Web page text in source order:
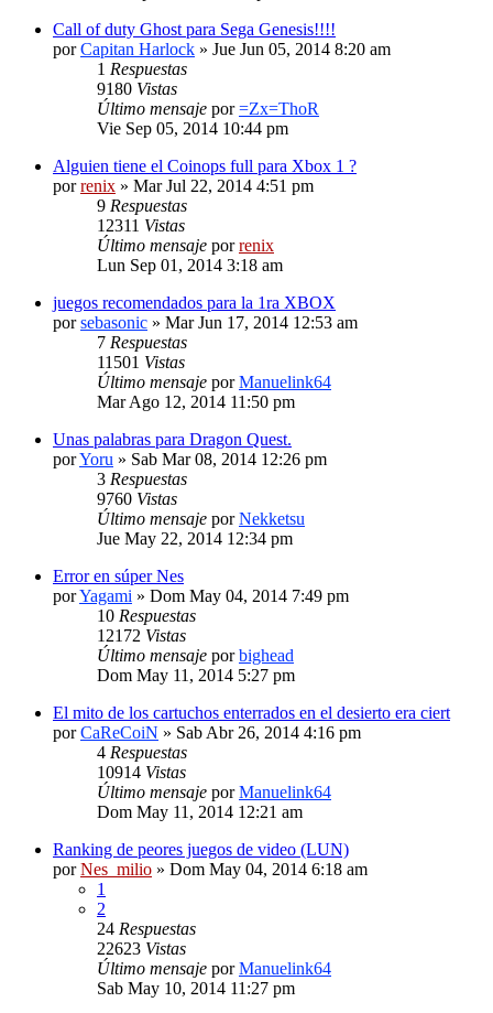
Call of duty Ghost para Sega Genesis!!!!
porCapitan Harlock » Jue Jun 05, 2014 8:20 am
1 Respuestas
9180 Vistas
Último mensaje por=Zx=ThoR
Vie Sep 05, 2014 10:44 pm
Alguien tiene el Coinops full para Xbox 1 ?
porrenix » Mar Jul 22, 2014 4:51 pm
9 Respuestas
12311 Vistas
Último mensaje porrenix
Lun Sep 01, 2014 3:18 am
juegos recomendados para la 1ra XBOX
porsebasonic » Mar Jun 17, 2014 12:53 am
7 Respuestas
11501 Vistas
Último mensaje porManuelink64
Mar Ago 12, 2014 11:50 pm
Unas palabras para Dragon Quest.
porYoru » Sab Mar 08, 2014 12:26 pm
3 Respuestas
9760 Vistas
Último mensaje porNekketsu
Jue May 22, 2014 12:34 pm
Error en súper Nes
porYagami » Dom May 04, 2014 7:49 pm
10 Respuestas
12172 Vistas
Último mensaje porbighead
Dom May 11, 2014 5:27 pm
El mito de los cartuchos enterrados en el desierto era ciert
porCaReCoiN » Sab Abr 26, 2014 4:16 pm
4 Respuestas
10914 Vistas
Último mensaje porManuelink64
Dom May 11, 2014 12:21 am
Ranking de peores juegos de video (LUN)
porNes_milio » Dom May 04, 2014 6:18 am
1
2
24 Respuestas
22623 Vistas
Último mensaje porManuelink64
Sab May 10, 2014 11:27 pm